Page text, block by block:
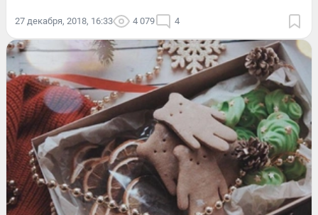
27 декабря, 2018, 16:33 4 079 4